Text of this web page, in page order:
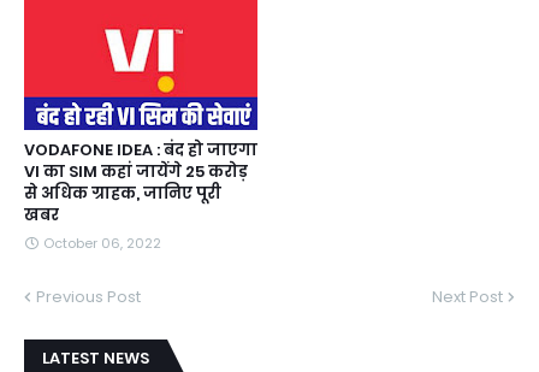
VODAFONE IDEA : बंद हो जाएगा
VI का SIM कहां जायेंगे 25 करोड़
से अधिक ग्राहक, जानिए पूरी
खबर
October 06, 2022
Previous Post Next Post
LATEST NEWS